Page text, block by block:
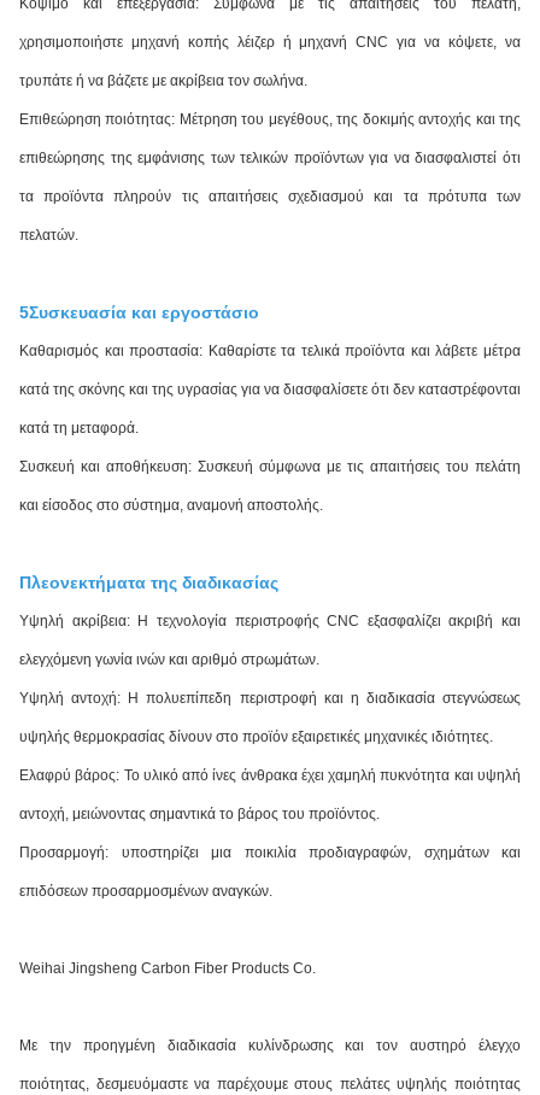
Κόψιμο και επεξεργασία: Σύμφωνα με τις απαιτήσεις του πελάτη,
χρησιμοποιήστε μηχανή κοπής λέιζερ ή μηχανή CNC για να κόψετε, να
τρυπάτε ή να βάζετε με ακρίβεια τον σωλήνα.
Επιθεώρηση ποιότητας: Μέτρηση του μεγέθους, της δοκιμής αντοχής και της
επιθεώρησης της εμφάνισης των τελικών προϊόντων για να διασφαλιστεί ότι
τα προϊόντα πληρούν τις απαιτήσεις σχεδιασμού και τα πρότυπα των
πελατών.
5Συσκευασία και εργοστάσιο
Καθαρισμός και προστασία: Καθαρίστε τα τελικά προϊόντα και λάβετε μέτρα
κατά της σκόνης και της υγρασίας για να διασφαλίσετε ότι δεν καταστρέφονται
κατά τη μεταφορά.
Συσκευή και αποθήκευση: Συσκευή σύμφωνα με τις απαιτήσεις του πελάτη
και είσοδος στο σύστημα, αναμονή αποστολής.
Πλεονεκτήματα της διαδικασίας
Υψηλή ακρίβεια: Η τεχνολογία περιστροφής CNC εξασφαλίζει ακριβή και
ελεγχόμενη γωνία ινών και αριθμό στρωμάτων.
Υψηλή αντοχή: Η πολυεπίπεδη περιστροφή και η διαδικασία στεγνώσεως
υψηλής θερμοκρασίας δίνουν στο προϊόν εξαιρετικές μηχανικές ιδιότητες.
Ελαφρύ βάρος: Το υλικό από ίνες άνθρακα έχει χαμηλή πυκνότητα και υψηλή
αντοχή, μειώνοντας σημαντικά το βάρος του προϊόντος.
Προσαρμογή: υποστηρίζει μια ποικιλία προδιαγραφών, σχημάτων και
επιδόσεων προσαρμοσμένων αναγκών.
Weihai Jingsheng Carbon Fiber Products Co.
Με την προηγμένη διαδικασία κυλίνδρωσης και τον αυστηρό έλεγχο
ποιότητας, δεσμευόμαστε να παρέχουμε στους πελάτες υψηλής ποιότητας